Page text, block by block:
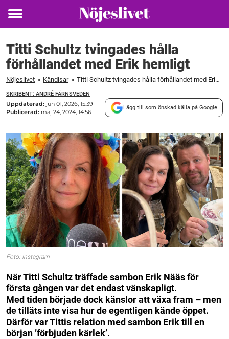
Toggle
Titti Schultz tvingades hålla
förhållandet med Erik hemligt
Nöjeslivet » Kändisar » Titti Schultz tvingades hålla förhållandet med Erik hemligt
SKRIBENT: ANDRÉ FÄRNSVEDEN
Uppdaterad: jun 01, 2026, 15:39
Publicerad: maj 24, 2024, 14:56
Lägg till som önskad källa på Google
Foto: Instagram
När Titti Schultz träffade sambon Erik Nääs för
första gången var det endast vänskapligt.
Med tiden började dock känslor att växa fram – men
de tilläts inte visa hur de egentligen kände öppet.
Därför var Tittis relation med sambon Erik till en
början ’förbjuden kärlek’.